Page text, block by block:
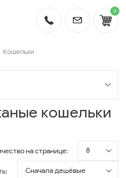
0
Кошельки
кошельки
на странице: 8
Сначала дешёвые